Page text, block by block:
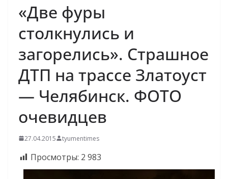
«Две фуры
столкнулись и
загорелись». Страшное
ДТП на трассе Златоуст
— Челябинск. ФОТО
очевидцев
27.04.2015 tyumentimes
Просмотры: 2 983